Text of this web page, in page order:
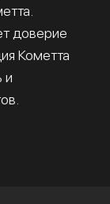
доверие
Кометта
и